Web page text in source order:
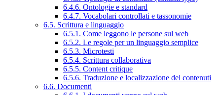
6.4.6. Ontologie e standard
6.4.7. Vocabolari controllati e tassonomie
6.5. Scrittura e linguaggio
6.5.1. Come leggono le persone sul web
6.5.2. Le regole per un linguaggio semplice
6.5.3. Microtesti
6.5.4. Scrittura collaborativa
6.5.5. Content critique
6.5.6. Traduzione e localizzazione dei contenuti
6.6. Documenti